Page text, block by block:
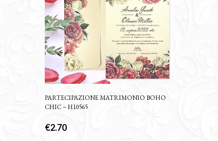
PARTECIPAZIONE MATRIMONIO BOHO
CHIC – H10565
€2.70